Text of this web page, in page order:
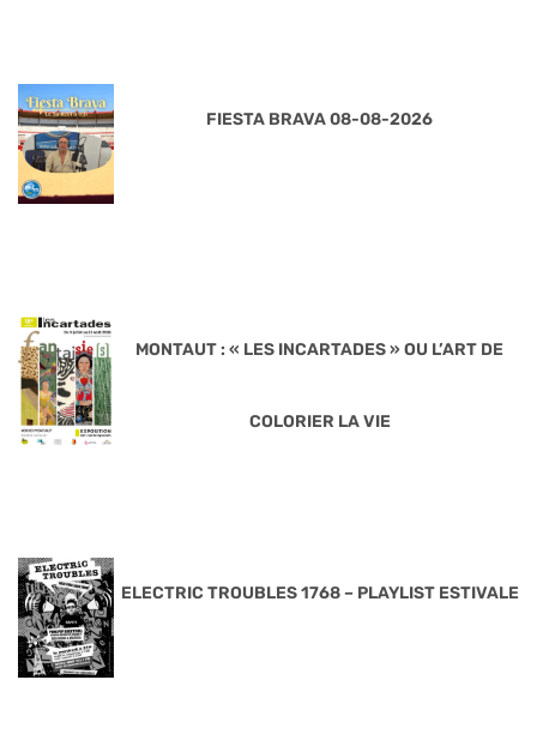
FIESTA BRAVA 08-08-2026
MONTAUT : « LES INCARTADES » OU L’ART DE
COLORIER LA VIE
ELECTRIC TROUBLES 1768 – PLAYLIST ESTIVALE